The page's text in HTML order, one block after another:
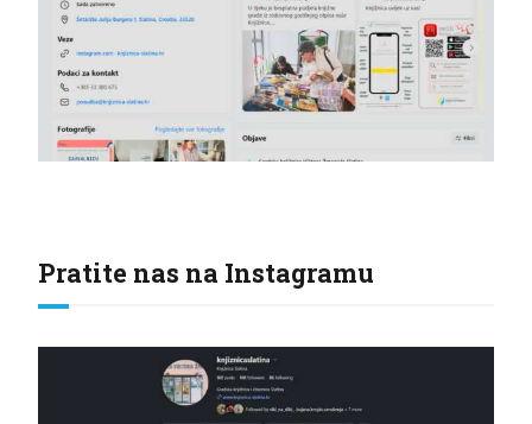
Pratite nas na Instagramu